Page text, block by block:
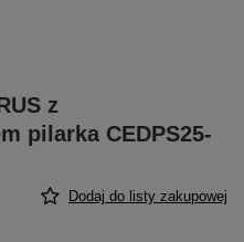
z
pilarka CEDPS25-
Dodaj do listy zakupowej